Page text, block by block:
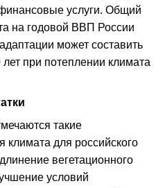
услуги. Общий
на годовой ВВП России
может составить
при потеплении климата
такие
климата для российского
вегетационного
условий